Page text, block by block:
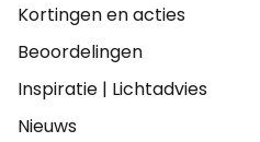
Kortingen en acties
Beoordelingen
Inspiratie | Lichtadvies
Nieuws